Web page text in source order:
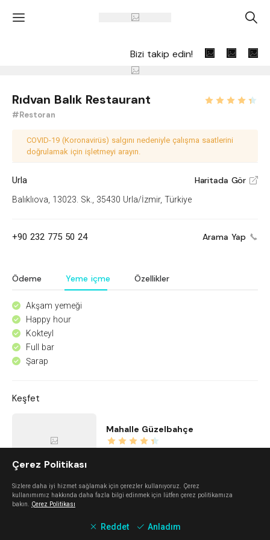
' A
Bizi takip edin!
Rıdvan Balık Restaurant
#Restoran
COVID-19 (Koronavirüs) salgını nedeniyle çalışma saatlerini
doğrulamak için işletmeyi arayın.
Urla Haritada Gör V
Balıklıova, 13023. Sk., 35430 Urla/İzmir, Türkiye
+90 232 775 50 24 Arama Yap
Ödeme Yeme içme Özellikler
^ Akşam yemeği
^ Happy hour
^ Kokteyl
^ Full bar
^ Şarap
Keşfet
Mahalle Güzelbahçe
The Beach Alaçatı
Çerez Politikası
Sizlere daha iyi hizmet sağlamak için çerezler kullanıyoruz. Çerez
kullanımımız hakkında daha fazla bilgi edinmek için lütfen çerez politikamıza
bakın. Çerez Politikası
Reddet Anladım